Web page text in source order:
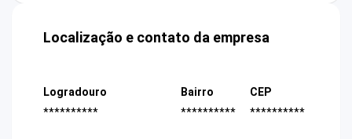
Localização e contato da empresa
Logradouro
**********
Bairro
**********
CEP
**********